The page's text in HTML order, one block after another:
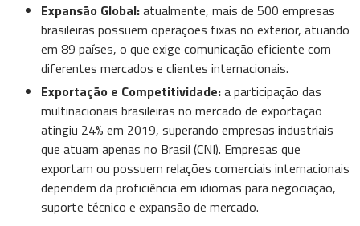
Expansão Global:atualmente, mais de 500 empresas
brasileiras possuem operações fixas no exterior, atuando
em 89 países, o que exige comunicação eficiente com
diferentes mercados e clientes internacionais.
Exportação e Competitividade:a participação das
multinacionais brasileiras no mercado de exportação
atingiu 24% em 2019, superando empresas industriais
que atuam apenas no Brasil (CNI). Empresas que
exportam ou possuem relações comerciais internacionais
dependem da proficiência em idiomas para negociação,
suporte técnico e expansão de mercado.